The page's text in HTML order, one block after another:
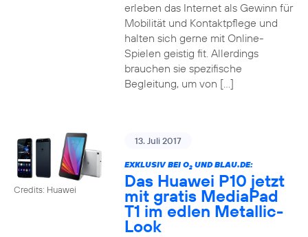
erleben das Internet als Gewinn für
Mobilität und Kontaktpflege und
halten sich gerne mit Online-
Spielen geistig fit. Allerdings
brauchen sie spezifische
Begleitung, um von […]
Credits: Huawei
13. Juli 2017
EXKLUSIV BEI O2UND BLAU.DE:
Das Huawei P10 jetzt
mit gratis MediaPad
T1 im edlen Metallic-
Look